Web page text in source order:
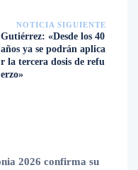
NOTICIA SIGUIENTE
Gutiérrez: «Desde los 40
años ya se podrán aplica
r la tercera dosis de refu
erzo»
2026 confirma su